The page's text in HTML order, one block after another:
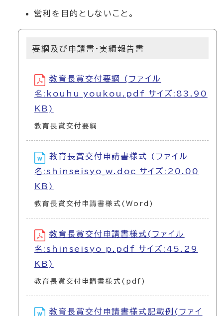
営利を目的としないこと。
要綱及び申請書・実績報告書
教育長賞交付要綱 (ファイル
名:kouhu_youkou.pdf サイズ:83.90
KB)
教育長賞交付要綱
教育長賞交付申請書様式 (ファイル
名:shinseisyo_w.doc サイズ:20.00
KB)
教育長賞交付申請書様式(Word)
教育長賞交付申請書様式(ファイル
名:shinseisyo_p.pdf サイズ:45.29
KB)
教育長賞交付申請書様式(pdf)
教育長賞交付申請書様式記載例(ファイ